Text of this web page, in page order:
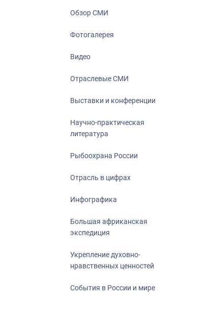
Обзор СМИ
Фотогалерея
Видео
Отраслевые СМИ
Выставки и конференции
Научно-практическая
литература
Рыбоохрана России
Отрасль в цифрах
Инфографика
Большая африканская
экспедиция
Укрепление духовно-
нравственных ценностей
События в России и мире